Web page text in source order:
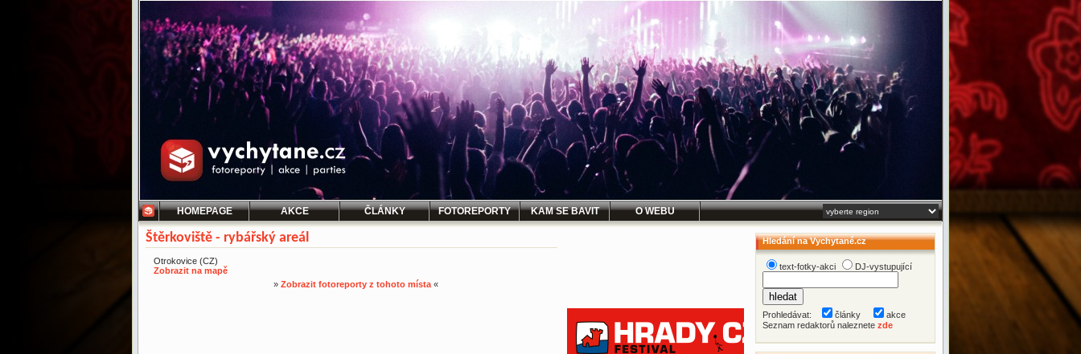
HOMEPAGE AKCE ČLÁNKY FOTOREPORTY KAM SE BAVIT O WEBU
Štěrkoviště - rybářský areál
Otrokovice (CZ)
Zobrazit na mapě
» Zobrazit fotoreporty z tohoto místa«
Hledání na Vychytané.cz
text-fotky-akci DJ-vystupující
Prohledávat: články
akce
Seznam redaktorů naleznete zde